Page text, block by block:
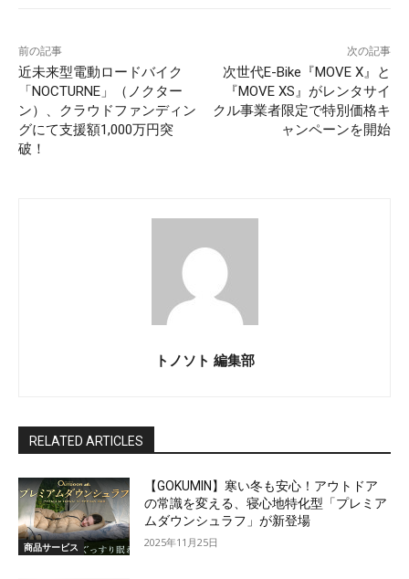
前の記事
近未来型電動ロードバイク
「NOCTURNE」（ノクター
ン）、クラウドファンディン
グにて支援額1,000万円突
破！
次の記事
次世代E-Bike『MOVE X』と
『MOVE XS』がレンタサイ
クル事業者限定で特別価格キ
ャンペーンを開始
トノソト 編集部
RELATED ARTICLES
商品サービス
【GOKUMIN】寒い冬も安心！アウトドア
の常識を変える、寝心地特化型「プレミア
ムダウンシュラフ」が新登場
2025年11月25日